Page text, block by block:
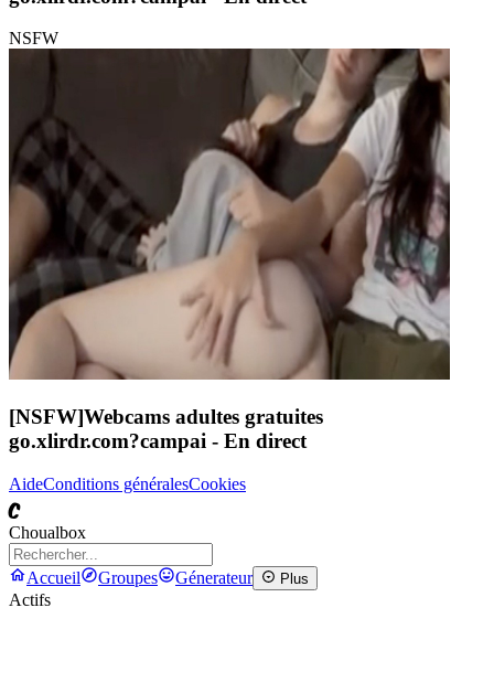
NSFW
[NSFW]Webcams adultes gratuites
go.xlirdr.com?campai - En direct
AideConditions généralesCookies
C
Choualbox
Accueil Groupes Génerateur Plus
Actifs